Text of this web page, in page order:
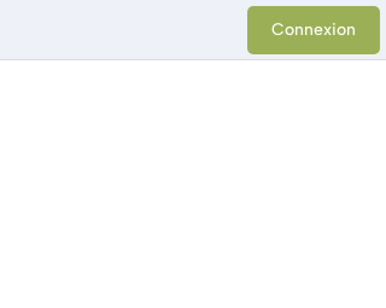
Connexion